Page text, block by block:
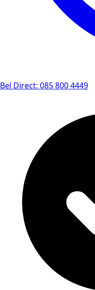
Bel Direct: 085 800 4449